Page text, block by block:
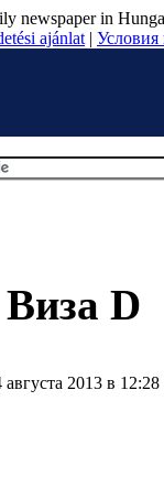
newspaper in
ajánlat | Условия
D
августа 2013 в 12:28